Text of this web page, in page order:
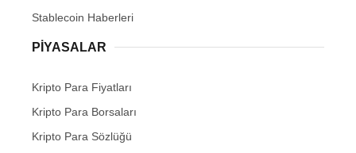
Stablecoin Haberleri
PIYASALAR
Kripto Para Fiyatları
Kripto Para Borsaları
Kripto Para Sözlüğü